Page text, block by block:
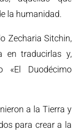
la humanidad.
Zecharia Sitchin,
en traducirlas y,
«El Duodécimo
a la Tierra y
para crear a la